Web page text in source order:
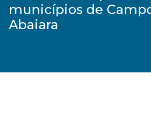
municípios de
Abaiara